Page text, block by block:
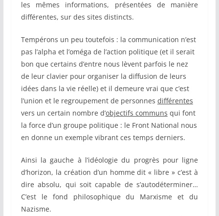
les mêmes informations, présentées de manière
différentes, sur des sites distincts.
Tempérons un peu toutefois : la communication n’est
pas l’alpha et l’oméga de l’action politique (et il serait
bon que certains d’entre nous lèvent parfois le nez
de leur clavier pour organiser la diffusion de leurs
idées dans la vie réelle) et il demeure vrai que c’est
l’union et le regroupement de personnes différentes
vers un certain nombre d’objectifs communs qui font
la force d’un groupe politique : le Front National nous
en donne un exemple vibrant ces temps derniers.
Ainsi la gauche à l’idéologie du progrès pour ligne
d’horizon, la création d’un homme dit « libre » c’est à
dire absolu, qui soit capable de s’autodéterminer…
C’est le fond philosophique du Marxisme et du
Nazisme.